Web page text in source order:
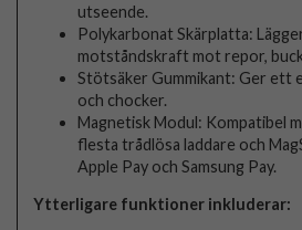
utseende.
Polykarbonat Skärplatta:
motståndskraft mot repor,
Stötsäker Gummikant: Ger ett
och chocker.
Magnetisk Modul: Kompatibel
flesta trådlösa laddare och
Apple Pay och Samsung Pay.
Ytterligare funktioner inkluderar: